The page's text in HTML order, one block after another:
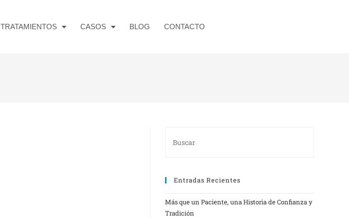
TRATAMIENTOS CASOS BLOG CONTACTO
Entradas Recientes
Más que un Paciente, una Historia de Confianza y
Tradición